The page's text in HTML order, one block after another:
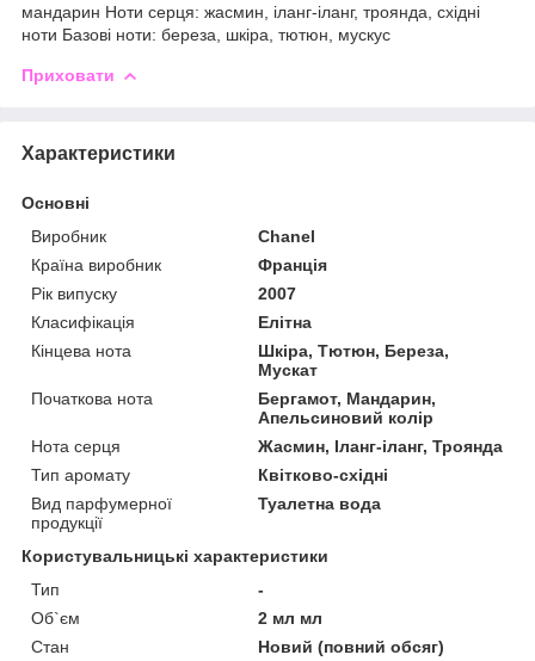
мандарин Ноти серця: жасмин, іланг-іланг, троянда, східні
ноти Базові ноти: береза, шкіра, тютюн, мускус
Приховати
Характеристики
Основні
Виробник
Chanel
Країна виробник
Франція
Рік випуску
2007
Класифікація
Елітна
Кінцева нота
Шкіра, Тютюн, Береза,
Мускат
Початкова нота
Бергамот, Мандарин,
Апельсиновий колір
Нота серця
Жасмин, Іланг-іланг, Троянда
Тип аромату
Квітково-східні
Вид парфумерної
продукції
Туалетна вода
Користувальницькі характеристики
Тип
-
Об`єм
2 мл мл
Стан
Новий (повний обсяг)